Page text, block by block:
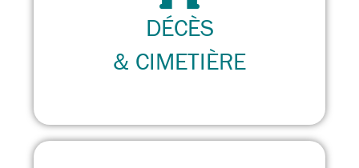
DÉCÈS
& CIMETIÈRE